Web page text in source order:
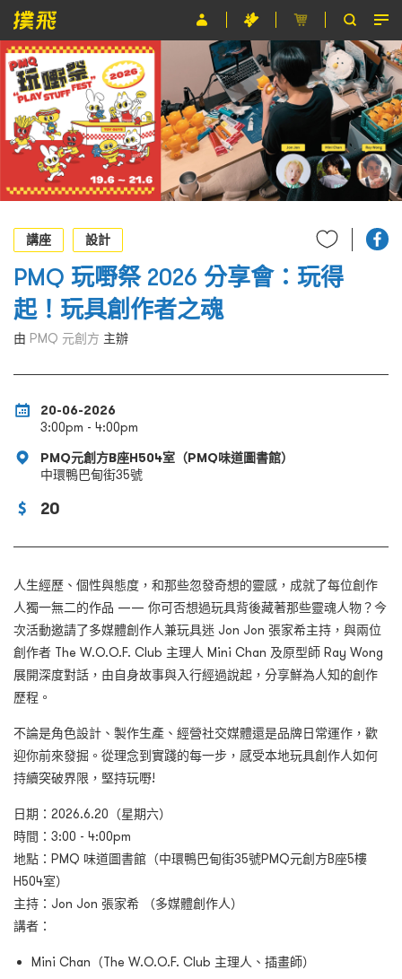
節目
主辦單位
關於撲飛
條款及細則
EN
講座
設計
PMQ 玩嘢祭 2026 分享會：玩得
起！玩具創作者之魂
由 PMQ 元創方 主辦
20-06-2026
3:00pm - 4:00pm
PMQ元創方B座H504室（PMQ味道圖書館）
中環鴨巴甸街35號
20
人生經歷、個性與態度，和那些忽發奇想的靈感，成就了每位創作
人獨一無二的作品 —— 你可否想過玩具背後藏著那些靈魂人物？今
次活動邀請了多媒體創作人兼玩具迷 Jon Jon 張家希主持，與兩位
創作者 The W.O.O.F. Club 主理人 Mini Chan 及原型師 Ray Wong
展開深度對話，由自身故事與入行經過說起，分享鮮為人知的創作
歷程。
不論是角色設計、製作生產、經營社交媒體還是品牌日常運作，歡
迎你前來發掘。從理念到實踐的每一步，感受本地玩具創作人如何
持續突破界限，堅持玩嘢!
日期：2026.6.20（星期六）
時間：3:00 - 4:00pm
地點：PMQ 味道圖書館（中環鴨巴甸街35號PMQ元創方B座5樓
H504室）
主持：Jon Jon 張家希 （多媒體創作人）
講者：
Mini Chan（The W.O.O.F. Club 主理人、插畫師）